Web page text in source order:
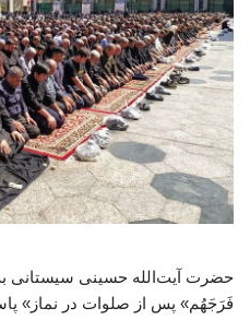
حضرت آیت‌الله حسینی سیستانی
فَرَجَهُم» پس از صلوات در نماز»